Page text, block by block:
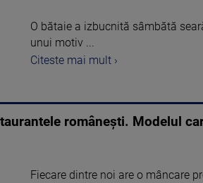
O bătaie a izbucnită sâmbătă
unui motiv ...
Citeste mai mult ›
românești. Modelul
Fiecare dintre noi are o mâncare